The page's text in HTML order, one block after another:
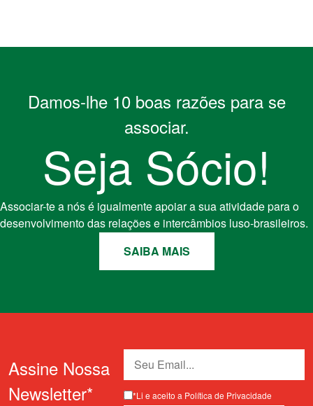
Damos-lhe 10 boas razões para se
associar.
Seja Sócio!
Associar-te a nós é igualmente apoiar a sua atividade para o
desenvolvimento das relações e intercâmbios luso-brasileiros.
SAIBA MAIS
Assine Nossa
Newsletter*
*Li e aceito a Política de Privacidade